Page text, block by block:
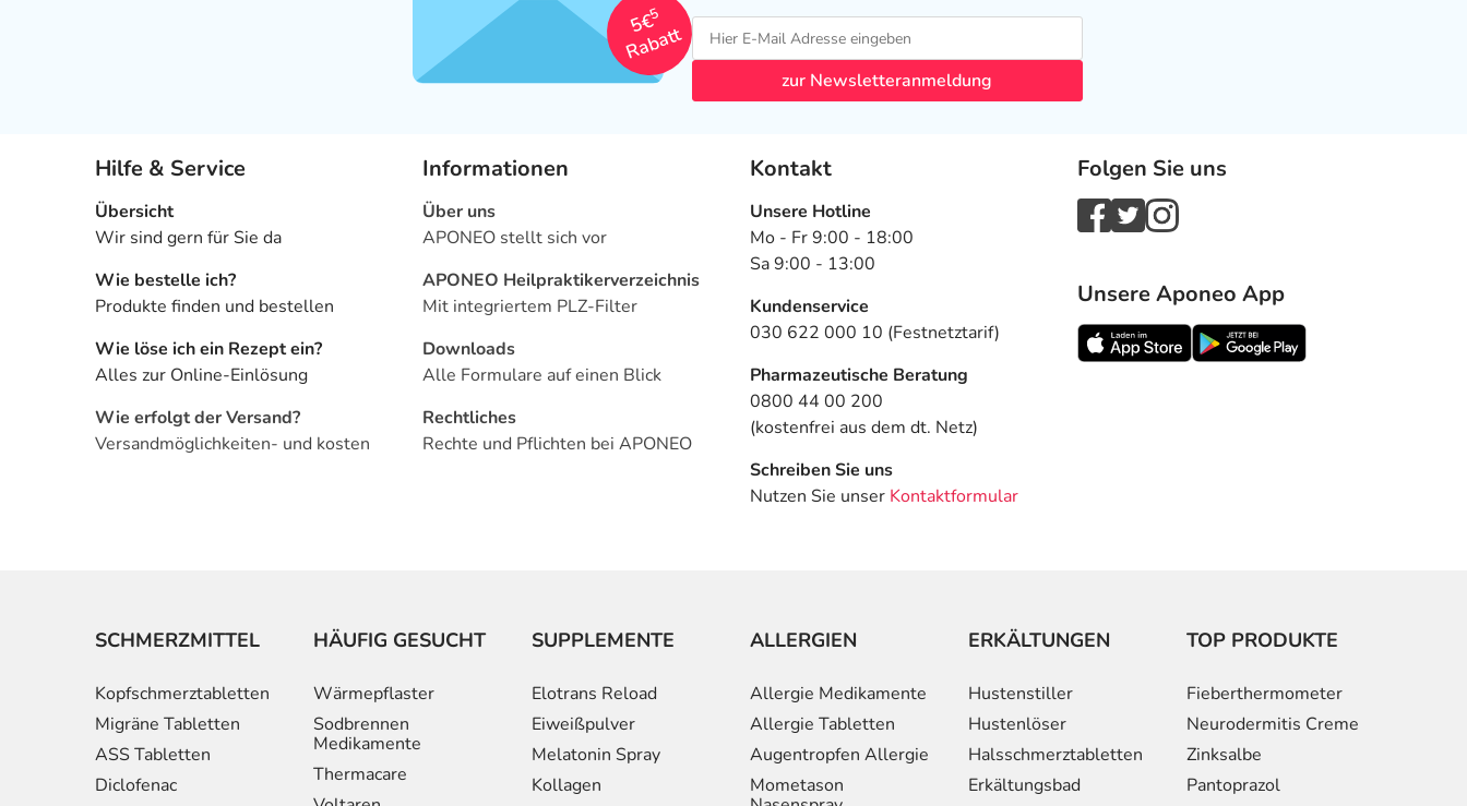
5€
5
Rabatt
zur Newsletteranmeldung
Hilfe & Service
Übersicht
Wir sind gern für Sie da
Wie bestelle ich?
Produkte finden und bestellen
Wie löse ich ein Rezept ein?
Alles zur Online-Einlösung
Wie erfolgt der Versand?
Versandmöglichkeiten- und kosten
Informationen
Über uns
APONEO stellt sich vor
APONEO Heilpraktikerverzeichnis
Mit integriertem PLZ-Filter
Downloads
Alle Formulare auf einen Blick
Rechtliches
Rechte und Pflichten bei APONEO
Kontakt
Unsere Hotline
Mo - Fr 9:00 - 18:00
Sa 9:00 - 13:00
Kundenservice
030 622 000 10 (Festnetztarif)
Pharmazeutische Beratung
0800 44 00 200
(kostenfrei aus dem dt. Netz)
Schreiben Sie uns
Nutzen Sie unser Kontaktformular
Folgen Sie uns
Unsere Aponeo App
SCHMERZMITTEL
Kopfschmerztabletten
Migräne Tabletten
ASS Tabletten
Diclofenac
HÄUFIG GESUCHT
Wärmepflaster
Sodbrennen
Medikamente
Thermacare
SUPPLEMENTE
Elotrans Reload
Eiweißpulver
Melatonin Spray
Kollagen
ALLERGIEN
Allergie Medikamente
Allergie Tabletten
Augentropfen Allergie
Mometason
ERKÄLTUNGEN
Hustenstiller
Hustenlöser
Halsschmerztabletten
Erkältungsbad
TOP PRODUKTE
Fieberthermometer
Neurodermitis Creme
Zinksalbe
Pantoprazol